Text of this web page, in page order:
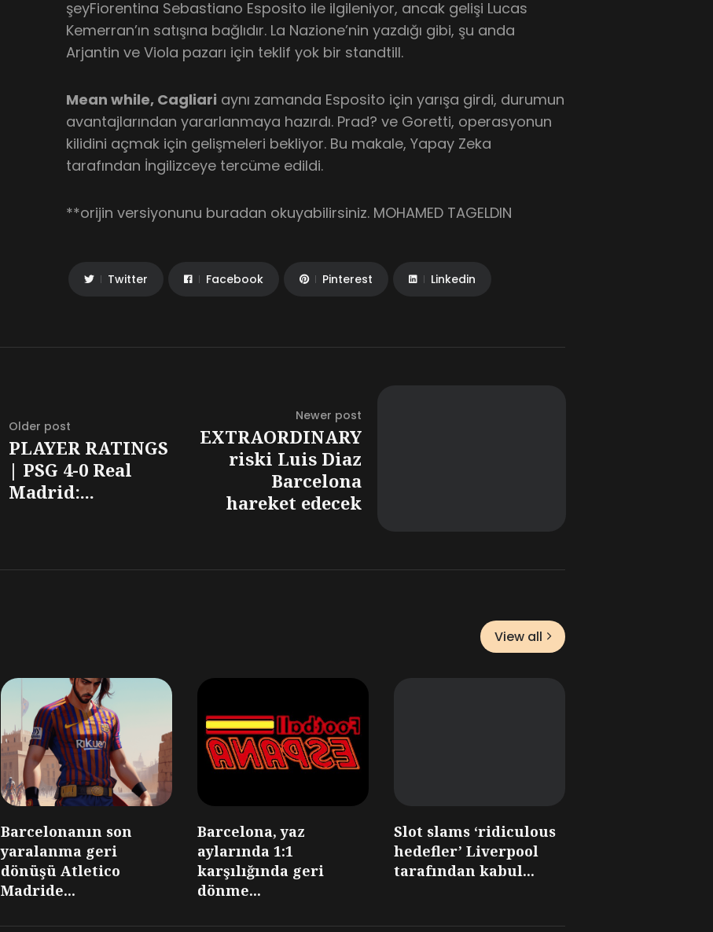
şeyFiorentina Sebastiano Esposito ile ilgileniyor, ancak gelişi Lucas
Kemerran’ın satışına bağlıdır. La Nazione’nin yazdığı gibi, şu anda
Arjantin ve Viola pazarı için teklif yok bir standtill.
Mean while, Cagliari aynı zamanda Esposito için yarışa girdi, durumun
avantajlarından yararlanmaya hazırdı. Prad? ve Goretti, operasyonun
kilidini açmak için gelişmeleri bekliyor. Bu makale, Yapay Zeka
tarafından İngilizceye tercüme edildi.
**orijin versiyonunu buradan okuyabilirsiniz. MOHAMED TAGELDIN
Twitter Facebook Pinterest Linkedin
Older post
PLAYER RATINGS
| PSG 4-0 Real
Madrid:...
Newer post
EXTRAORDINARY
riski Luis Diaz
Barcelona
hareket edecek
View all
Barcelonanın son
yaralanma geri
dönüşü Atletico
Madride...
Barcelona, yaz
aylarında 1:1
karşılığında geri
dönme...
Slot slams ‘ridiculous
hedefler’ Liverpool
tarafından kabul...